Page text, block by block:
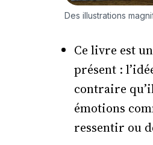
Des illustrations
Ce livre est
présent :
contraire
émotions
ressentir ou